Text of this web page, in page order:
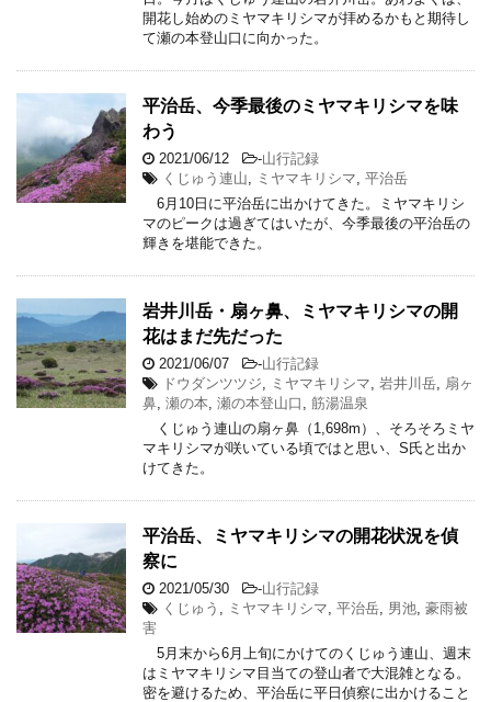
開花し始めのミヤマキリシマが拝めるかもと期待し
て瀬の本登山口に向かった。
平治岳、今季最後のミヤマキリシマを味
わう
2021/06/12 -山行記録
くじゅう連山
ミヤマキリシマ 平治岳
6月10日に平治岳に出かけてきた。ミヤマキリシ
マのピークは過ぎてはいたが、今季最後の平治岳の
輝きを堪能できた。
岩井川岳・扇ヶ鼻、ミヤマキリシマの開
花はまだ先だった
2021/06/07 -山行記録
ドウダンツツジ
ミヤマキリシマ 岩井川岳
扇ヶ
鼻 瀬の本 瀬の本登山口
筋湯温泉
くじゅう連山の扇ヶ鼻（1,698m）、そろそろミヤ
マキリシマが咲いている頃ではと思い、S氏と出か
けてきた。
平治岳、ミヤマキリシマの開花状況を偵
察に
2021/05/30 -山行記録
くじゅう
ミヤマキリシマ 平治岳 男池 豪雨被
害
5月末から6月上旬にかけてのくじゅう連山、週末
はミヤマキリシマ目当ての登山者で大混雑となる。
密を避けるため、平治岳に平日偵察に出かけること